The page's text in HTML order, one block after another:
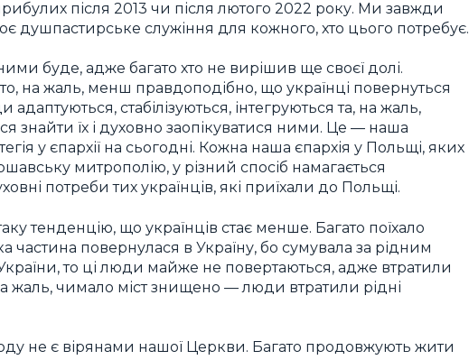
після 2013 чи після лютого 2022 року. Ми завжди
душпастирське служіння для кожного, хто цього потребує.
буде, адже багато хто не вирішив ще своєї долі.
на жаль, менш правдоподібно, що українці повернуться
стабілізуються, інтегруються та, на жаль,
знайти їх і духовно заопікуватися ними. Це — наша
у єпархії на сьогодні. Кожна наша єпархія у Польщі, яких
митрополію, у різний спосіб намагається
потреби тих українців, які приїхали до Польщі.
тенденцію, що українців стає менше. Багато поїхало
частина повернулася в Україну, бо сумувала за рідним
то ці люди майже не повертаються, адже втратили
жаль, чимало міст знищено — люди втратили рідні
не є вірянами нашої Церкви. Багато продовжують жити